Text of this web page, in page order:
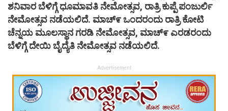
ಶನಿವಾರ ಬೆಳಿಗ್ಗೆ ಧೂಮಾವತಿ ನೇಮೋತ್ಸವ, ರಾತ್ರಿ ಕುಪ್ಪೆ ಪಂಜುರ್ಲಿ
ನೇಮೋತ್ಸವ ನಡೆಯಲಿದೆ. ಮಾಚ್೯ ಒಂದರಂದು ರಾತ್ರಿ ಕೋಟಿ
ಚೆನ್ನಯ ಮೂಲಸ್ಥಾನ ಗರಡಿ ನೇಮೋತ್ಸವ, ಮಾಚ್೯ ಎರಡರಂದು
ಬೆಳಿಗ್ಗೆ ದೇಯಿ ಬೈದ್ಯೆತಿ ನೇಮೋತ್ಸವ ನಡೆಯಲಿದೆ.
Advertisement